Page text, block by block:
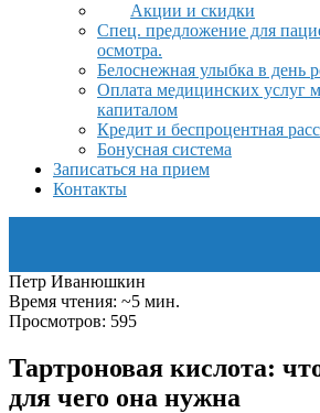
Акции и скидки
Спец. предложение для
осмотра.
Белоснежная улыбка в день
Оплата медицинских услуг
капиталом
Кредит и беспроцентная
Бонусная система
Записаться на прием
Контакты
Петр Иванюшкин
Время чтения: ~5 мин.
Просмотров: 595
Тартроновая кислота:
для чего она нужна